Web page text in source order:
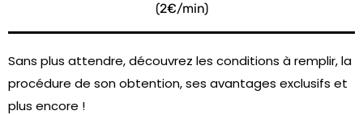
(2€/min)
Sans plus attendre, découvrez les conditions à remplir, la
procédure de son obtention, ses avantages exclusifs et
plus encore !